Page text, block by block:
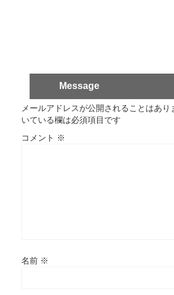
Message
メールアドレスが公開されることはあり
いている欄は必須項目です
コメント ※
名前 ※